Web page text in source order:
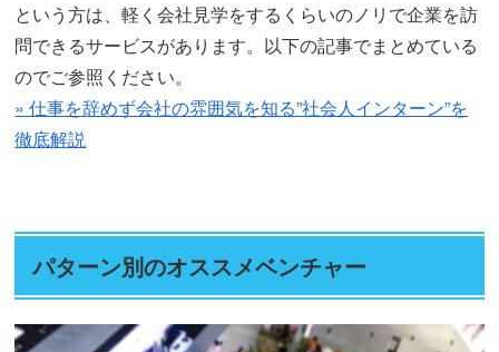
という方は、軽く会社見学をするくらいのノリで企業を訪
問できるサービスがあります。以下の記事でまとめている
のでご参照ください。
» 仕事を辞めず会社の雰囲気を知る”社会人インターン”を
徹底解説
パターン別のオススメベンチャー